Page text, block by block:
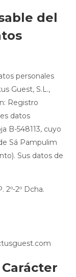
del
personales
Guest, S.L.,
Registro
datos
B-548113, cuyo
Sá Pampulim
Sus datos de
2º-2º Dcha.